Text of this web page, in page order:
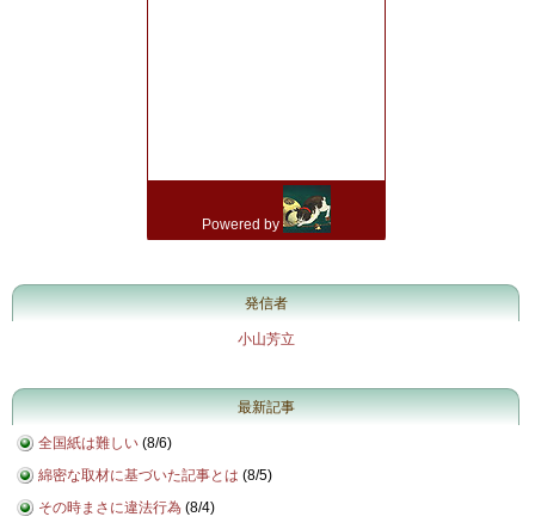
発信者
小山芳立
最新記事
全国紙は難しい (8/6)
綿密な取材に基づいた記事とは (8/5)
その時まさに違法行為 (8/4)